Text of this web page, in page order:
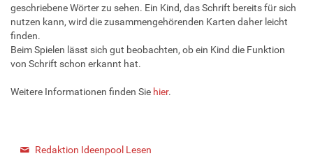
geschriebene Wörter zu sehen. Ein Kind, das Schrift bereits für sich
nutzen kann, wird die zusammengehörenden Karten daher leicht
finden.
Beim Spielen lässt sich gut beobachten, ob ein Kind die Funktion
von Schrift schon erkannt hat.
Weitere Informationen finden Sie hier.
Redaktion Ideenpool Lesen